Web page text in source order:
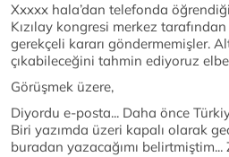
Xxxxx hala’dan telefonda
Kızılay kongresi merkez
gerekçeli kararı göndermemişler.
çıkabileceğini tahmin ediyoruz
Görüşmek üzere,
Diyordu e-posta... Daha önce
Biri yazımda üzeri kapalı olarak
buradan yazacağımı belirtmiştim...